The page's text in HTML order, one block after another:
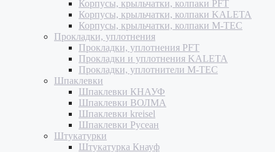
Корпусы, крыльчатки, колпаки PFT
Корпусы, крыльчатки, колпаки KALETA
Корпусы, крыльчатки, колпаки M-TEC
Прокладки, уплотнения
Прокладки, уплотнения PFT
Прокладки и уплотнения KALETA
Прокладки, уплотнители M-TEC
Шпаклевки
Шпаклевки КНАУФ
Шпаклевки ВОЛМА
Шпаклевки kreisel
Шпаклевки Русеан
Штукатурки
Штукатурка Кнауф